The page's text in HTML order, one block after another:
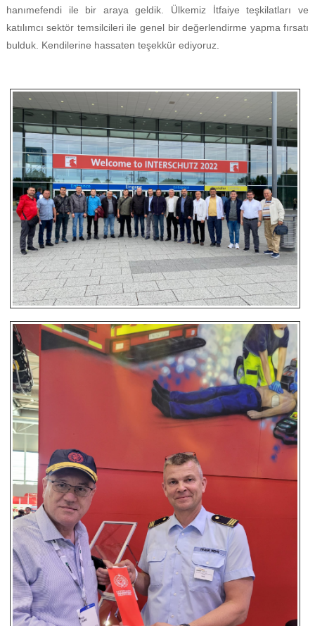
hanımefendi ile bir araya geldik. Ülkemiz İtfaiye teşkilatları ve
katılımcı sektör temsilcileri ile genel bir değerlendirme yapma fırsatı
bulduk. Kendilerine hassaten teşekkür ediyoruz.